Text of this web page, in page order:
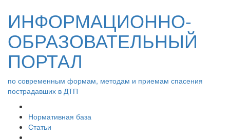
ИНФОРМАЦИОННО-
ОБРАЗОВАТЕЛЬНЫЙ
ПОРТАЛ
по современным формам, методам и приемам спасения
пострадавших в ДТП
Нормативная база
Статьи